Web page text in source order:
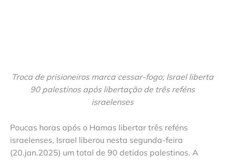
Troca de prisioneiros marca cessar-fogo; Israel liberta
90 palestinos após libertação de três reféns
israelenses
Poucas horas após o Hamas libertar três reféns
israelenses, Israel liberou nesta segunda-feira
(20.jan.2025) um total de 90 detidos palestinos. A